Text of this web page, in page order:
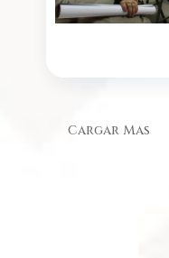
Cargar Mas